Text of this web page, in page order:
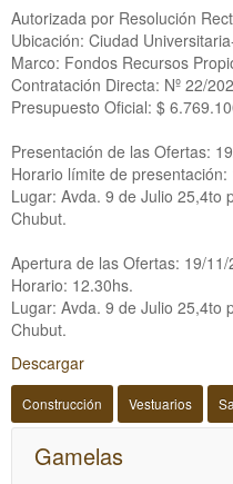
Autorizada por Resolución
Ubicación: Ciudad
Marco: Fondos Recursos
Contratación Directa: Nº 22/
Presupuesto Oficial: $
Presentación de las Ofertas:
Horario límite de presentación:
Lugar: Avda. 9 de Julio 25,4to
Chubut.
Apertura de las Ofertas: 19/11/
Horario: 12.30hs.
Lugar: Avda. 9 de Julio 25,4to
Chubut.
Descargar
Construcción Vestuarios
Gamelas